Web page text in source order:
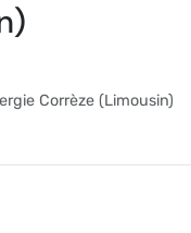
Corrèze (Limousin)